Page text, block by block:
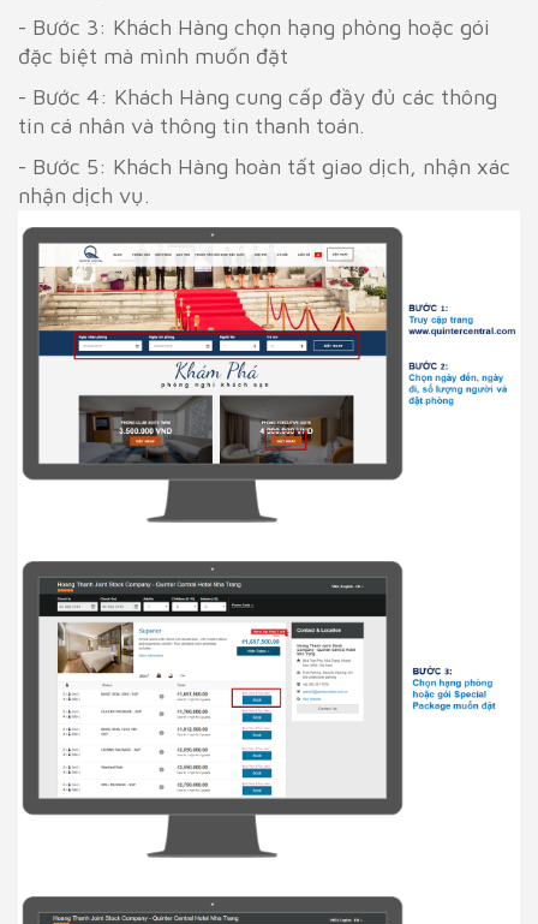
- Bước 3: Khách Hàng chọn hạng phòng hoặc gói
đặc biệt mà mình muốn đặt
- Bước 4: Khách Hàng cung cấp đầy đủ các thông
tin cá nhân và thông tin thanh toán.
- Bước 5: Khách Hàng hoàn tất giao dịch, nhận xác
nhận dịch vụ.